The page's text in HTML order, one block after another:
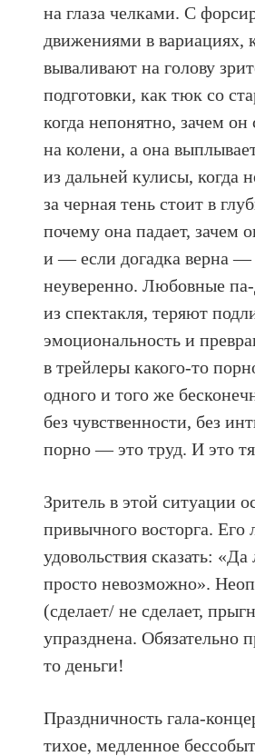
на глаза челками. С
движениями в вариациях,
вываливают на голову
подготовки, как тюк со
когда непонятно, зачем он
на колени, а она
из дальней кулисы, когда
за черная тень стоит в
почему она падает, зачем
и — если догадка верна —
неуверенно. Любовные
из спектакля, теряют
эмоциональность и
в трейлеры какого-то
одного и того же
без чувственности, без
порно — это труд. И это
Зритель в этой ситуации
привычного восторга.
удовольствия сказать:
просто невозможно».
(сделает/ не сделает,
упразднена. Обязательно
то деньги!
Праздничность гала-
тихое, медленное